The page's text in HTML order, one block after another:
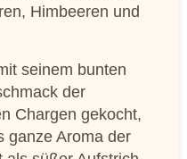
Himbeeren und
seinem bunten
der
Chargen gekocht,
ganze Aroma der